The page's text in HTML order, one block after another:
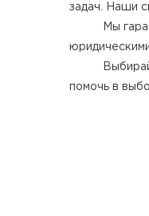
задач. Наши
Мы
помочь в